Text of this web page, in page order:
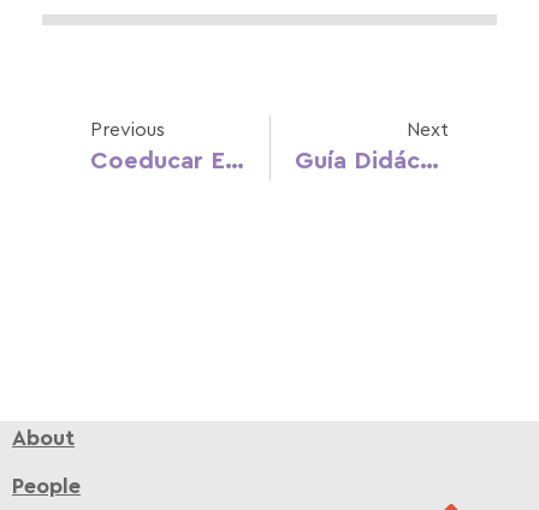
Previous
Coeducar En Familia. Guía Para Madres Y Padres Que Quieren Educar En Igualdad
Next
Guía Didáctica. Construyendo Feminidades Y Masculinidades Alternativas, Diversas E Igualitarias
About
People